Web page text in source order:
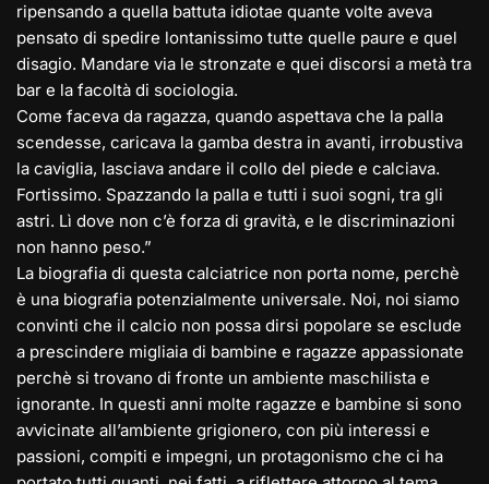
ripensando a quella battuta idiotae quante volte aveva
pensato di spedire lontanissimo tutte quelle paure e quel
disagio. Mandare via le stronzate e quei discorsi a metà tra
bar e la facoltà di sociologia.
Come faceva da ragazza, quando aspettava che la palla
scendesse, caricava la gamba destra in avanti, irrobustiva
la caviglia, lasciava andare il collo del piede e calciava.
Fortissimo. Spazzando la palla e tutti i suoi sogni, tra gli
astri. Lì dove non c’è forza di gravità, e le discriminazioni
non hanno peso.”
La biografia di questa calciatrice non porta nome, perchè
è una biografia potenzialmente universale. Noi, noi siamo
convinti che il calcio non possa dirsi popolare se esclude
a prescindere migliaia di bambine e ragazze appassionate
perchè si trovano di fronte un ambiente maschilista e
ignorante. In questi anni molte ragazze e bambine si sono
avvicinate all’ambiente grigionero, con più interessi e
passioni, compiti e impegni, un protagonismo che ci ha